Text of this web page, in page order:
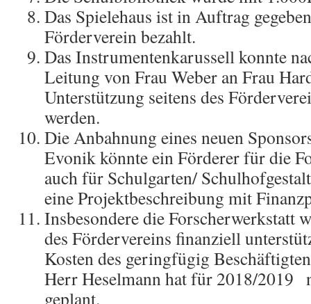
Das Spielehaus ist in Auftrag
Förderverein bezahlt.
Das Instrumentenkarussell konnte
Leitung von Frau Weber an Frau
Unterstützung seitens des
werden.
Die Anbahnung eines neuen
Evonik könnte ein Förderer für die
auch für Schulgarten/
eine Projektbeschreibung mit
Insbesondere die Forscherwerkstatt
des Fördervereins finanziell
Kosten des geringfügig
Herr Heselmann hat für 2018/2019
geplant.